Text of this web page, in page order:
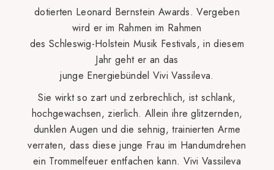
dotierten Leonard Bernstein Awards. Vergeben
wird er im Rahmen im Rahmen
des Schleswig-Holstein Musik Festivals, in diesem
Jahr geht er an das
junge Energiebündel Vivi Vassileva.
Sie wirkt so zart und zerbrechlich, ist schlank,
hochgewachsen, zierlich. Allein ihre glitzernden,
dunklen Augen und die sehnig, trainierten Arme
verraten, dass diese junge Frau im Handumdrehen
ein Trommelfeuer entfachen kann. Vivi Vassileva